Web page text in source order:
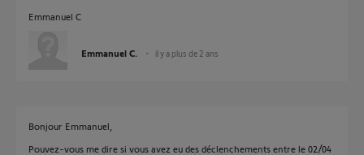
Emmanuel C
Emmanuel C. il y a plus de 2 ans
Bonjour Emmanuel,
Pouvez-vous me dire si vous avez eu des déclenchements entre le 02/04